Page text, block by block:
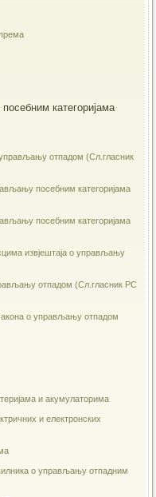
категоријама
отпадом (Сл.гласник
посебним категоријама
посебним категоријама
извјештаја о управљању
отпадом (Сл.гласник РС
о управљању отпадом
и акумулаторима
и електронских
о управљању отпадним